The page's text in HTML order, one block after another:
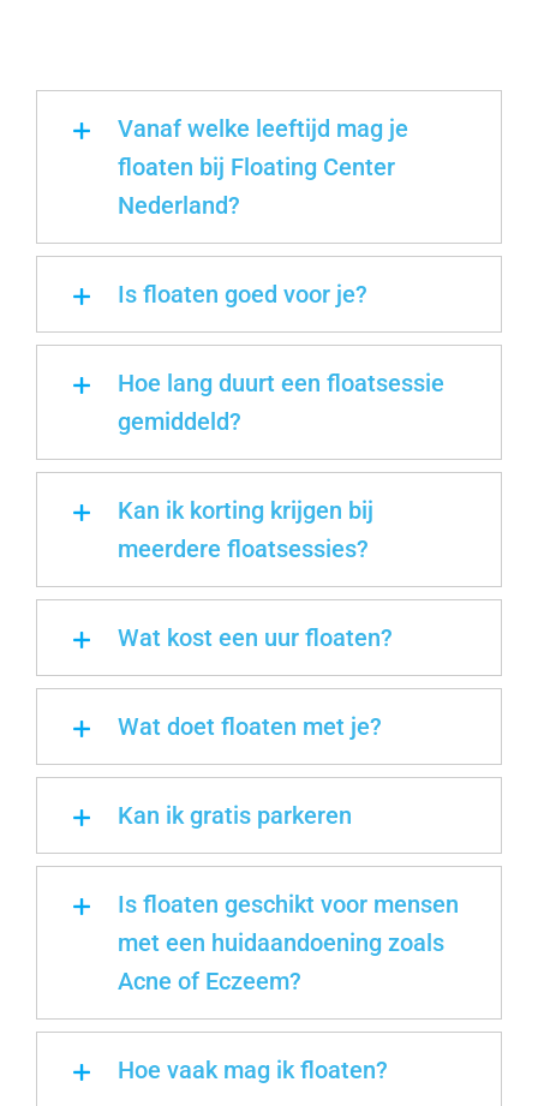
Vanaf welke leeftijd mag je
floaten bij Floating Center
Nederland?
Is floaten goed voor je?
Hoe lang duurt een floatsessie
gemiddeld?
Kan ik korting krijgen bij
meerdere floatsessies?
Wat kost een uur floaten?
Wat doet floaten met je?
Kan ik gratis parkeren
Is floaten geschikt voor mensen
met een huidaandoening zoals
Acne of Eczeem?
Hoe vaak mag ik floaten?